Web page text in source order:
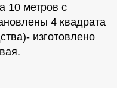
10 метров с
4 квадрата
изготовлено